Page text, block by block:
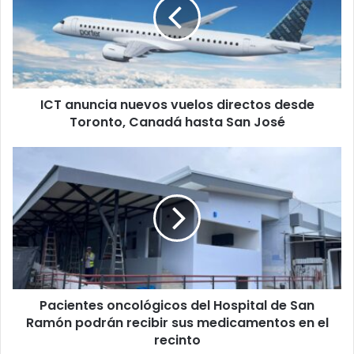
desde
Toronto,
Canadá
hasta
ICT anuncia nuevos vuelos directos desde
Toronto, Canadá hasta San José
oncológicos
Hospital
de
San
Ramón
podrán
recibir
medicamentos
Pacientes oncológicos del Hospital de San
Ramón podrán recibir sus medicamentos en el
recinto